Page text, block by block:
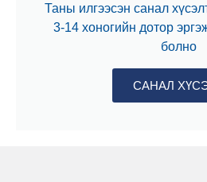
Таны илгээсэн санал
3-14 хоногийн дотор
болно
САНАЛ